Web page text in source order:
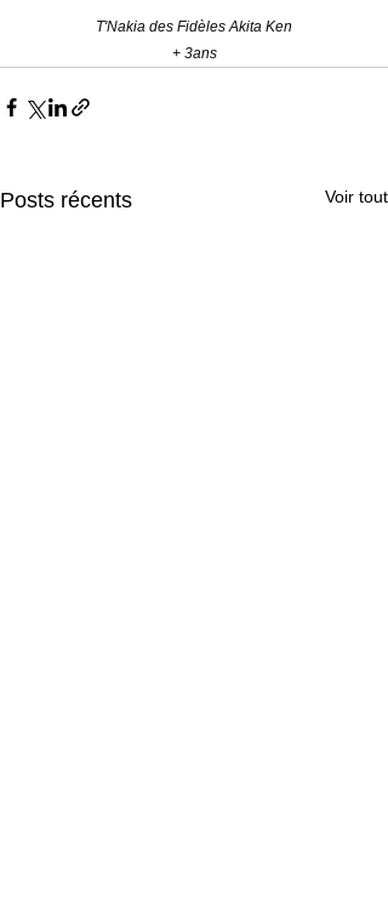
T'Nakia des Fidèles Akita Ken
+ 3ans
Posts récents Voir tout